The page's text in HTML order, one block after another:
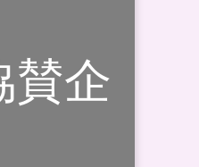
賛企